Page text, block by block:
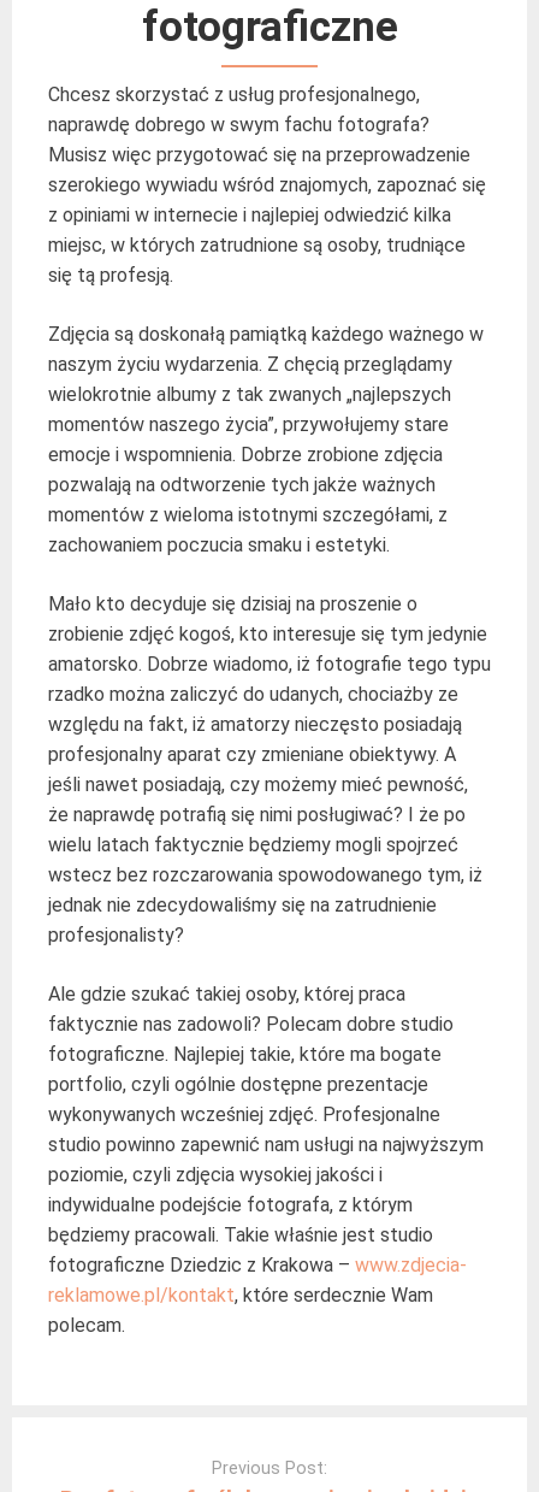
fotograficzne
Chcesz skorzystać z usług profesjonalnego,
naprawdę dobrego w swym fachu fotografa?
Musisz więc przygotować się na przeprowadzenie
szerokiego wywiadu wśród znajomych, zapoznać się
z opiniami w internecie i najlepiej odwiedzić kilka
miejsc, w których zatrudnione są osoby, trudniące
się tą profesją.
Zdjęcia są doskonałą pamiątką każdego ważnego w
naszym życiu wydarzenia. Z chęcią przeglądamy
wielokrotnie albumy z tak zwanych „najlepszych
momentów naszego życia”, przywołujemy stare
emocje i wspomnienia. Dobrze zrobione zdjęcia
pozwalają na odtworzenie tych jakże ważnych
momentów z wieloma istotnymi szczegółami, z
zachowaniem poczucia smaku i estetyki.
Mało kto decyduje się dzisiaj na proszenie o
zrobienie zdjęć kogoś, kto interesuje się tym jedynie
amatorsko. Dobrze wiadomo, iż fotografie tego typu
rzadko można zaliczyć do udanych, chociażby ze
względu na fakt, iż amatorzy nieczęsto posiadają
profesjonalny aparat czy zmieniane obiektywy. A
jeśli nawet posiadają, czy możemy mieć pewność,
że naprawdę potrafią się nimi posługiwać? I że po
wielu latach faktycznie będziemy mogli spojrzeć
wstecz bez rozczarowania spowodowanego tym, iż
jednak nie zdecydowaliśmy się na zatrudnienie
profesjonalisty?
Ale gdzie szukać takiej osoby, której praca
faktycznie nas zadowoli? Polecam dobre studio
fotograficzne. Najlepiej takie, które ma bogate
portfolio, czyli ogólnie dostępne prezentacje
wykonywanych wcześniej zdjęć. Profesjonalne
studio powinno zapewnić nam usługi na najwyższym
poziomie, czyli zdjęcia wysokiej jakości i
indywidualne podejście fotografa, z którym
będziemy pracowali. Takie właśnie jest studio
fotograficzne Dziedzic z Krakowa – www.zdjecia-
reklamowe.pl/kontakt, które serdecznie Wam
polecam.
Previous Post: